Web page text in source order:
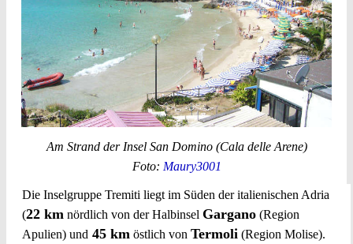
Am Strand der Insel San Domino (Cala delle Arene)
Foto: Maury3001
Die Inselgruppe Tremiti liegt im Süden der italienischen Adria
(22 km nördlich von der Halbinsel Gargano (Region
Apulien) und 45 km östlich von Termoli (Region Molise).